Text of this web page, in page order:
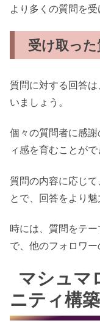
より多くの質問を受
受け取っ
質問に対する回答
いましょう。
個々の質問者に感
ィ感を育むことがで
質問の内容に応じ
とで、回答をより魅
時には、質問をテ
で、他のフォロワー
マシュマ
ニティ構築